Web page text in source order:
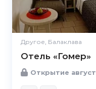
Другое, Балаклава
Отель «Гомер»
Открытие август